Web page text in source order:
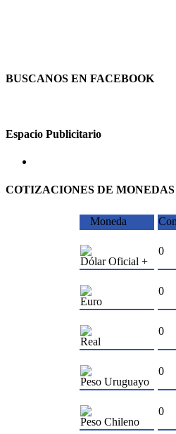
BUSCANOS EN FACEBOOK
Espacio Publicitario
COTIZACIONES DE MONEDAS
Moneda
Dólar Oficial +
0
Euro
0
Real
0
Peso Uruguayo
0
Peso Chileno
0